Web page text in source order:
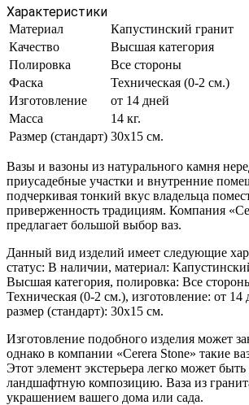
Характеристики
Материал
Капустинский гранит
Качество
Высшая категория
Полировка
Все стороны
Фаска
Техническая (0-2 см.)
Изготовление
от 14 дней
Масса
14 кг.
Размер (стандарт) 30х15 см.
Вазы и вазоны из натурального камня
приусадебные участки и внутренние
подчеркивая тонкий вкус владельца
приверженность традициям. Компания
предлагает большой выбор ваз.
Данный вид изделий имеет следующие
статус: В наличии, материал:
Высшая категория, полировка: Все
Техническая (0-2 см.), изготовление: от 14
размер (стандарт): 30х15 см.
Изготовление подобного изделия может
однако в компании «Cerera Stone» такие
Этот элемент экстерьера легко может
ландшафтную композицию. Ваза из
украшением вашего дома или сада.